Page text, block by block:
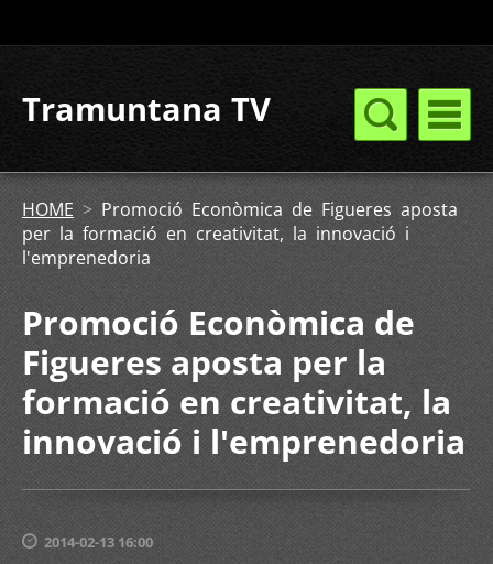
Tramuntana TV
HOME > Promoció Econòmica de Figueres aposta
per la formació en creativitat, la innovació i
l'emprenedoria
Promoció Econòmica de
Figueres aposta per la
formació en creativitat, la
innovació i l'emprenedoria
2014-02-13 16:00